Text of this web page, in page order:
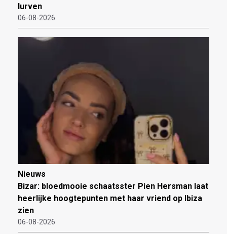
lurven
06-08-2026
Nieuws
Bizar: bloedmooie schaatsster Pien Hersman laat
heerlijke hoogtepunten met haar vriend op Ibiza
zien
06-08-2026